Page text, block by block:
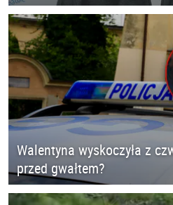
Walentyna wyskoczyła z
przed gwałtem?